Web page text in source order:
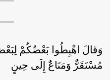
وَقالَ اهْبِطُوا بَعْضُكُمْ
مُسْتَقَرٌّ وَمَتَاعٌ إِلَى حِينٍ